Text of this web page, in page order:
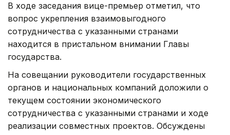
В ходе заседания вице-премьер отметил, что
вопрос укрепления взаимовыгодного
сотрудничества с указанными странами
находится в пристальном внимании Главы
государства.
На совещании руководители государственных
органов и национальных компаний доложили о
текущем состоянии экономического
сотрудничества с указанными странами и ходе
реализации совместных проектов. Обсуждены